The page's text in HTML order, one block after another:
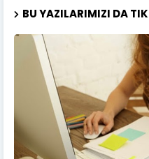
BU YAZILARIMIZI DA